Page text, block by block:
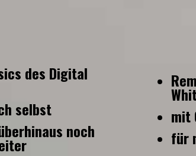
des Digital
selbst
noch
mit
für